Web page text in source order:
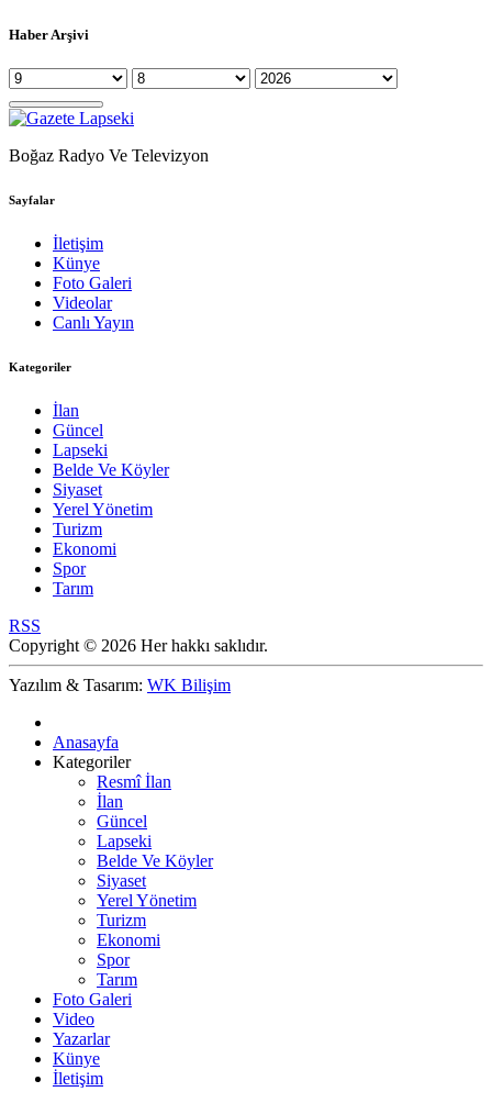
Haber Arşivi
Boğaz Radyo Ve Televizyon
Sayfalar
İletişim
Künye
Foto Galeri
Videolar
Canlı Yayın
Kategoriler
İlan
Güncel
Lapseki
Belde Ve Köyler
Siyaset
Yerel Yönetim
Turizm
Ekonomi
Spor
Tarım
RSS
Copyright © 2026 Her hakkı saklıdır.
Yazılım & Tasarım: WK Bilişim
Anasayfa
Kategoriler
Resmî İlan
İlan
Güncel
Lapseki
Belde Ve Köyler
Siyaset
Yerel Yönetim
Turizm
Ekonomi
Spor
Tarım
Foto Galeri
Video
Yazarlar
Künye
İletişim